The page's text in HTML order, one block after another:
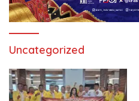
Uncategorized